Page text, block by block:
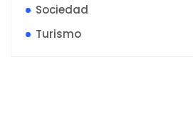
Sociedad
Turismo